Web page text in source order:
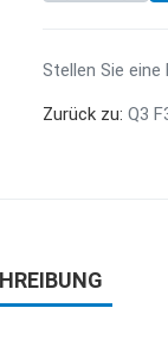
Stellen Sie
Zurück zu: Q3